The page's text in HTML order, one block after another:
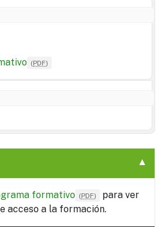
(PDF)
formativo (PDF)
para ver
acceso a la formación.